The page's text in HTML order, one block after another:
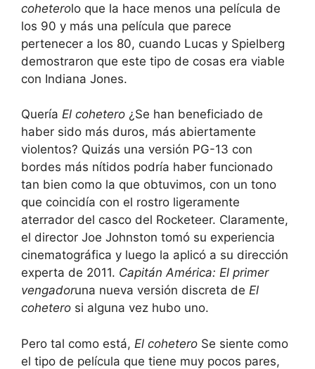
coheterolo que la hace menos una película de
los 90 y más una película que parece
pertenecer a los 80, cuando Lucas y Spielberg
demostraron que este tipo de cosas era viable
con Indiana Jones.
Quería El cohetero ¿Se han beneficiado de
haber sido más duros, más abiertamente
violentos? Quizás una versión PG-13 con
bordes más nítidos podría haber funcionado
tan bien como la que obtuvimos, con un tono
que coincidía con el rostro ligeramente
aterrador del casco del Rocketeer. Claramente,
el director Joe Johnston tomó su experiencia
cinematográfica y luego la aplicó a su dirección
experta de 2011. Capitán América: El primer
vengadoruna nueva versión discreta de El
cohetero si alguna vez hubo uno.
Pero tal como está, El cohetero Se siente como
el tipo de película que tiene muy pocos pares,